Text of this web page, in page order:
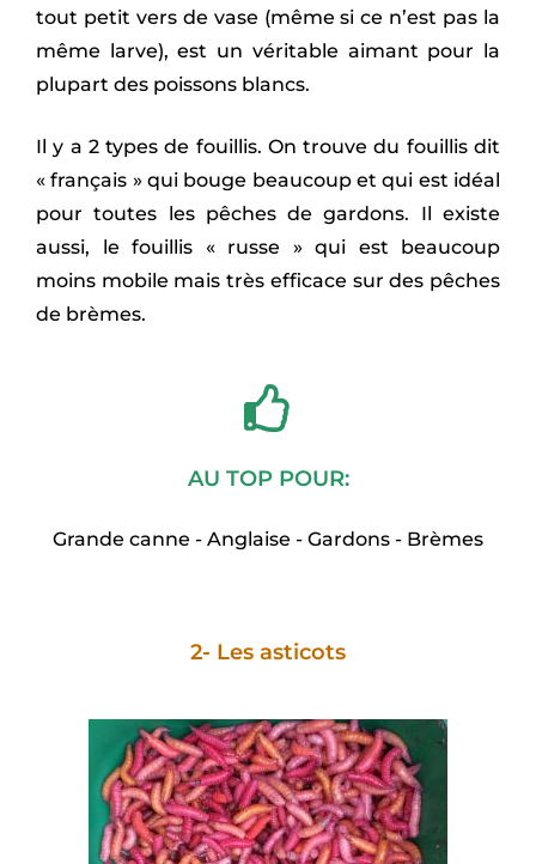
tout petit vers de vase (même si ce n’est pas la
même larve), est un véritable aimant pour la
plupart des poissons blancs.
Il y a 2 types de fouillis. On trouve du fouillis dit
« français » qui bouge beaucoup et qui est idéal
pour toutes les pêches de gardons. Il existe
aussi, le fouillis « russe » qui est beaucoup
moins mobile mais très efficace sur des pêches
de brèmes.
AU TOP POUR:
Grande canne - Anglaise - Gardons - Brèmes
2- Les asticots